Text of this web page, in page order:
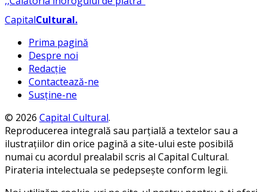
CapitalCultural.
Prima pagină
Despre noi
Redacție
Contactează-ne
Susține-ne
© 2026 Capital Cultural.
Reproducerea integrală sau parțială a textelor sau a
ilustrațiilor din orice pagină a site-ului este posibilă
numai cu acordul prealabil scris al Capital Cultural.
Pirateria intelectuala se pedepsește conform legii.